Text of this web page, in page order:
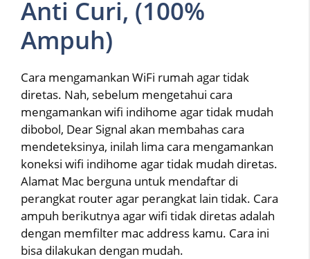
Anti Curi, (100%
Ampuh)
Cara mengamankan WiFi rumah agar tidak
diretas. Nah, sebelum mengetahui cara
mengamankan wifi indihome agar tidak mudah
dibobol, Dear Signal akan membahas cara
mendeteksinya, inilah lima cara mengamankan
koneksi wifi indihome agar tidak mudah diretas.
Alamat Mac berguna untuk mendaftar di
perangkat router agar perangkat lain tidak. Cara
ampuh berikutnya agar wifi tidak diretas adalah
dengan memfilter mac address kamu. Cara ini
bisa dilakukan dengan mudah.